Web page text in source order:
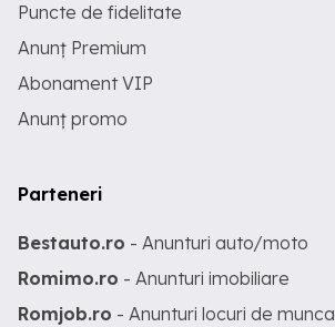
Puncte de fidelitate
Anunț Premium
Abonament VIP
Anunț promo
Parteneri
Bestauto.ro - Anunturi auto/moto
Romimo.ro - Anunturi imobiliare
Romjob.ro - Anunturi locuri de munca